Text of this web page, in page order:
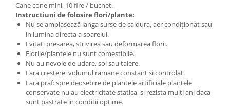
Cane cone mini, 10 fire / buchet.
Instructiuni de folosire flori/plante:
Nu se amplasează langa surse de caldura, aer condiționat sau
in lumina directa a soarelui.
Evitati presarea, strivirea sau deformarea florii.
Florile/plantele nu sunt comestibile.
Nu au nevoie de udare, sol sau taiere.
Fara crestere: volumul ramane constant si controlat.
Fara praf: spre deosebire de plantele artificiale plantele
conservate nu au electricitate statica, si rezista multi ani daca
sunt pastrate in conditii optime.